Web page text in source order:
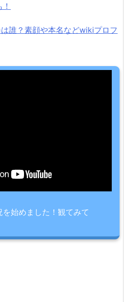
誰？素顔や本名などwikiプロフ
始めました！観てみて